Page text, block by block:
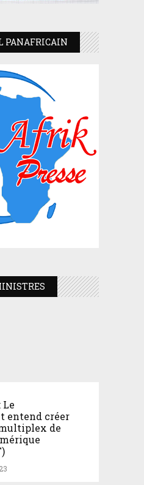
PANAFRICAIN
Le
entend créer
de